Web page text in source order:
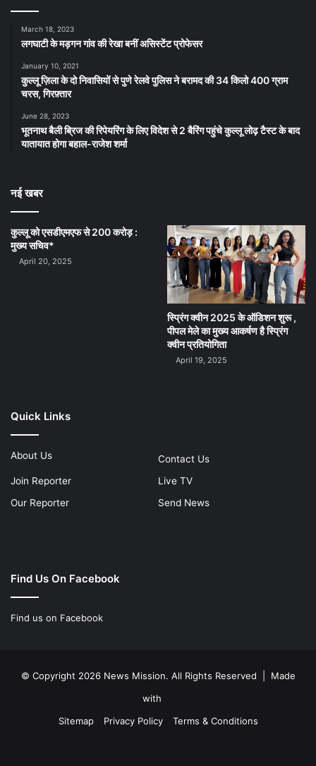
March 18, 2023
लगघाटी के मड़गन गांव की रेखा बनीं असिस्टेंट प्रोफेसर
January 10, 2021
कुल्लू ज़िला के दो निवासियों से पुणे रेलवे पुलिस ने बरामद की 34 किलो 400 ग्राम
चरस, गिरफ़्तार
June 28, 2023
भूतनाथ बैली ब्रिज की रिपेयरिंग के लिए विदेश से 2 बैरिंग पहुंचे कुल्लू लोढ़ टैस्ट के बाद
यातायात होगा बहाल-राजेश शर्मा
नई खबर
कुल्लू को एसडीएमएफ से 200 करोड़ :
मुख्य सचिव*
April 20, 2025
स्प्रिंग क्वीन 2025 के ऑडिशन शुरू ,
पीपल मेले का मुख्य आकर्षण है स्प्रिंग
क्वीन प्रतियोगिता
April 19, 2025
Quick Links
About Us
Contact Us
Join Reporter
Live TV
Our Reporter
Send News
Find Us On Facebook
Find us on Facebook
© Copyright 2026 News Mission. All Rights Reserved | Made
with
Sitemap
Privacy Policy Terms & Conditions